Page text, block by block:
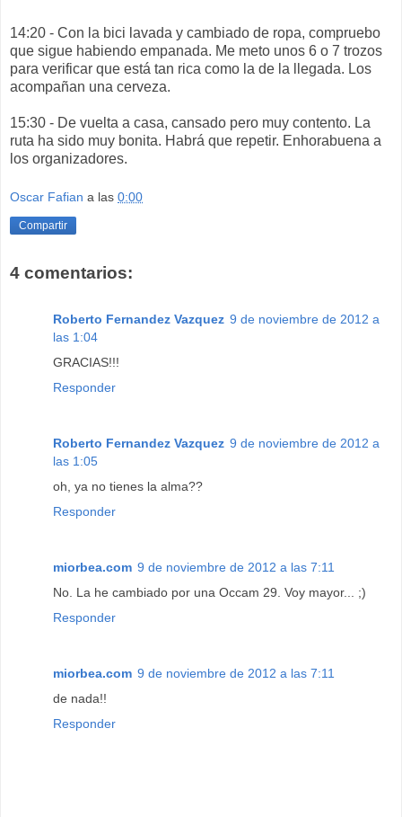
14:20 - Con la bici lavada y cambiado de ropa, compruebo
que sigue habiendo empanada. Me meto unos 6 o 7 trozos
para verificar que está tan rica como la de la llegada. Los
acompañan una cerveza.
15:30 - De vuelta a casa, cansado pero muy contento. La
ruta ha sido muy bonita. Habrá que repetir. Enhorabuena a
los organizadores.
Oscar Fafian a las 0:00
Compartir
4 comentarios:
Roberto Fernandez Vazquez 9 de noviembre de 2012 a
las 1:04
GRACIAS!!!
Responder
Roberto Fernandez Vazquez 9 de noviembre de 2012 a
las 1:05
oh, ya no tienes la alma??
Responder
miorbea.com 9 de noviembre de 2012 a las 7:11
No. La he cambiado por una Occam 29. Voy mayor... ;)
Responder
miorbea.com 9 de noviembre de 2012 a las 7:11
de nada!!
Responder